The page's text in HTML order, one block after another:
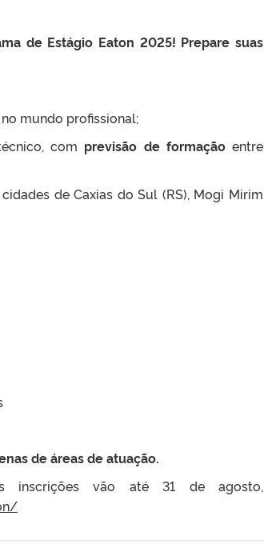
de Estágio Eaton 2025! Prepare suas
mundo profissional;
com previsão de formaçãoentre
de Caxias do Sul (RS), Mogi Mirim
de áreas de atuação.
inscrições vão até 31 de agosto,